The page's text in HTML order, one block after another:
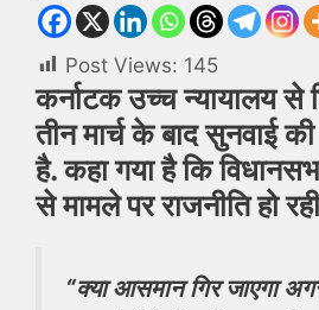
Post Views: 145
कर्नाटक उच्च न्यायालय से
तीन मार्च के बाद सुनवाई
है. कहा गया है कि
से मामले पर राजनीति हो
“क्या आसमान गिर जाएगा